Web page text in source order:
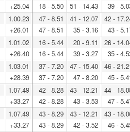
+25.04
18 - 5.50
51 - 14.43
39 -
1.00.23
+26.01
47 - 8.51
47 - 8.51
41 - 12.07
35 - 3.16
42 -
43 -
1.01.02
+26.40
16 - 5.44
16 - 5.44
20 - 9.11
39 - 3.27
26 -
35 -
1.03.01
+28.39
37 - 7.20
37 - 7.20
47 - 15.40
47 - 8.20
46 -
45 -
1.07.49
+33.27
42 - 8.28
42 - 8.28
43 - 12.21
43 - 3.53
44 -
47 -
1.07.49
+33.27
43 - 8.29
43 - 8.29
43 - 12.21
42 - 3.52
43 -
46 -